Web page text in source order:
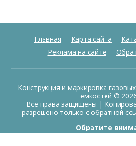
Главная Карта сайта
Реклама на сайте
Конструкция и маркировка
емкостей © 2026
Все права защищены |
разрешено только с обратной
Обратите
информационный,